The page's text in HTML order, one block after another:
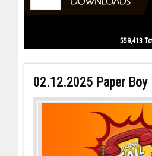
559,413
02.12.2025 Paper Boy